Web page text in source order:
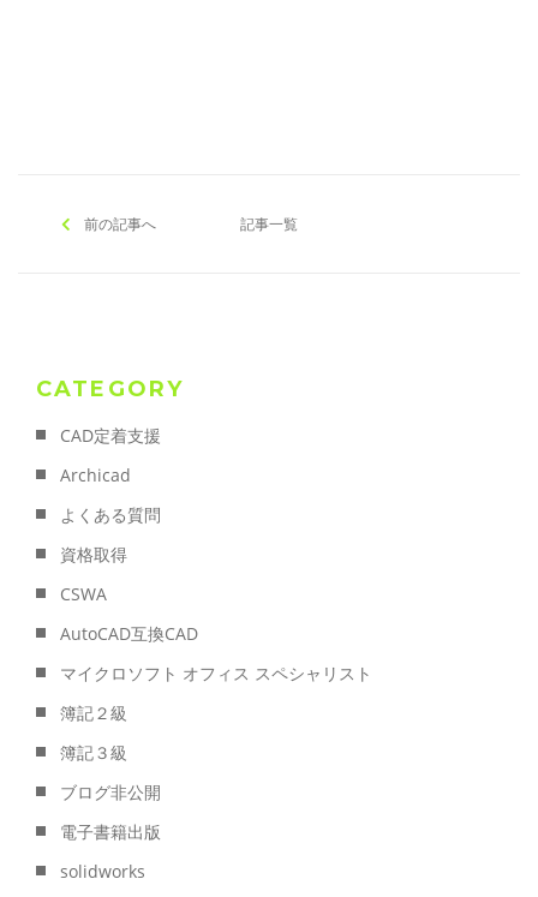
前の記事へ 記事一覧
CATEGORY
CAD定着支援
Archicad
よくある質問
資格取得
CSWA
AutoCAD互換CAD
マイクロソフト オフィス スペシャリスト
簿記２級
簿記３級
ブログ非公開
電子書籍出版
solidworks